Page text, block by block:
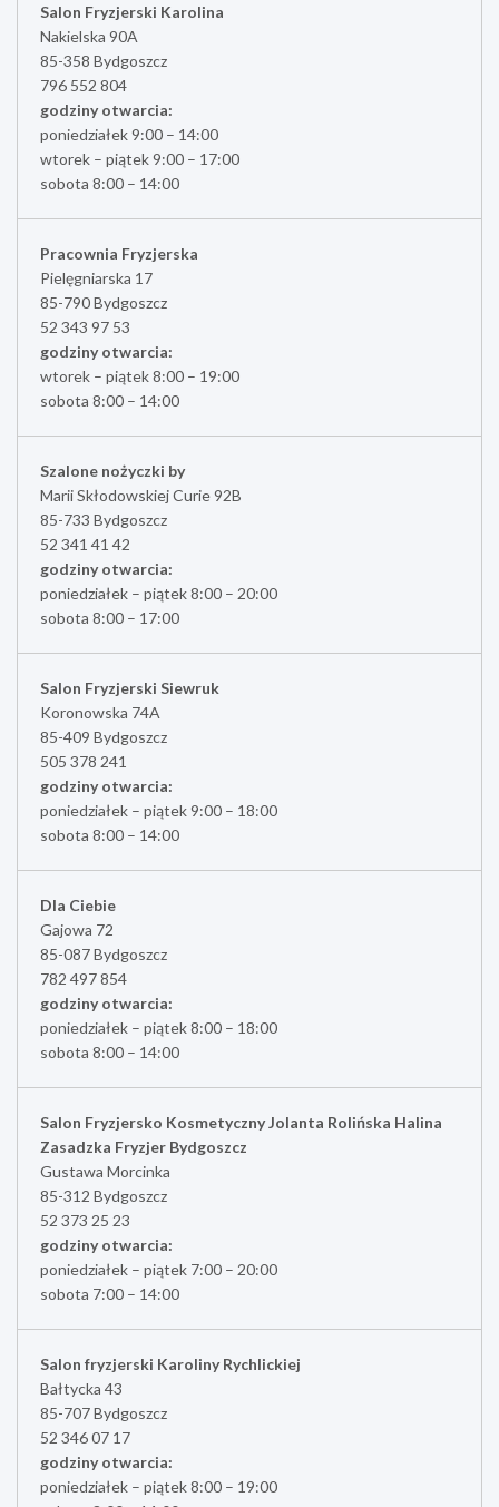
Salon Fryzjerski Karolina
Nakielska 90A
85-358 Bydgoszcz
796 552 804
godziny otwarcia:
poniedziałek 9:00 – 14:00
wtorek – piątek 9:00 – 17:00
sobota 8:00 – 14:00
Pracownia Fryzjerska
Pielęgniarska 17
85-790 Bydgoszcz
52 343 97 53
godziny otwarcia:
wtorek – piątek 8:00 – 19:00
sobota 8:00 – 14:00
Szalone nożyczki by
Marii Skłodowskiej Curie 92B
85-733 Bydgoszcz
52 341 41 42
godziny otwarcia:
poniedziałek – piątek 8:00 – 20:00
sobota 8:00 – 17:00
Salon Fryzjerski Siewruk
Koronowska 74A
85-409 Bydgoszcz
505 378 241
godziny otwarcia:
poniedziałek – piątek 9:00 – 18:00
sobota 8:00 – 14:00
Dla Ciebie
Gajowa 72
85-087 Bydgoszcz
782 497 854
godziny otwarcia:
poniedziałek – piątek 8:00 – 18:00
sobota 8:00 – 14:00
Salon Fryzjersko Kosmetyczny Jolanta Rolińska Halina
Zasadzka Fryzjer Bydgoszcz
Gustawa Morcinka
85-312 Bydgoszcz
52 373 25 23
godziny otwarcia:
poniedziałek – piątek 7:00 – 20:00
sobota 7:00 – 14:00
Salon fryzjerski Karoliny Rychlickiej
Bałtycka 43
85-707 Bydgoszcz
52 346 07 17
godziny otwarcia:
poniedziałek – piątek 8:00 – 19:00